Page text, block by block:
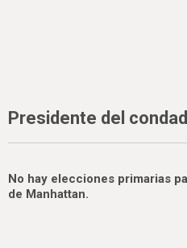
Presidente del
No hay elecciones primarias
de Manhattan.